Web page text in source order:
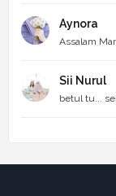
Aynora
Assalam
Sii Nurul
betul tu...